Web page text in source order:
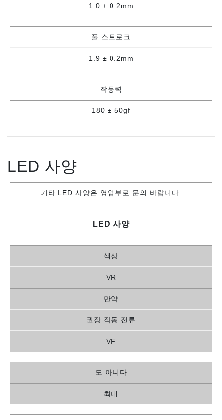
1.0 ± 0.2mm
풀 스트로크
1.9 ± 0.2mm
작동력
180 ± 50gf
LED 사양
기타 LED 사양은 영업부로 문의 바랍니다.
LED 사양
색상
VR
만약
권장 작동 전류
VF
도 아니다
최대